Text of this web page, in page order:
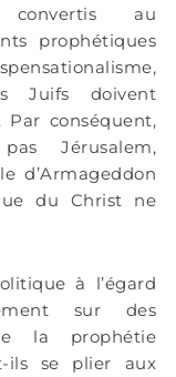
convertis au
prophétiques
Juifs doivent
conséquent,
Jérusalem,
d’Armageddon
du Christ ne
à l’égard
sur des
la prophétie
ils se plier aux